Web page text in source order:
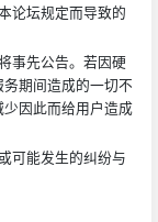
论坛规定而导致的
事先公告。若因硬
期间造成的一切不
因此而给用户造成
可能发生的纠纷与